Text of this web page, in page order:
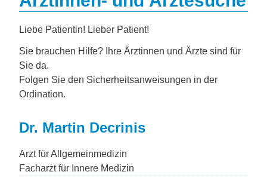
Liebe Patientin! Lieber Patient!
Sie brauchen Hilfe? Ihre Ärztinnen und Ärzte sind für
Sie da.
Folgen Sie den Sicherheitsanweisungen in der
Ordination.
Dr. Martin Decrinis
Arzt für Allgemeinmedizin
Facharzt für Innere Medizin